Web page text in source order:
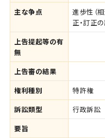
主な争点
進歩性（
正・訂正
上告提起等の有
無
上告審の結果
権利種別
特許権
訴訟類型
行政訴訟
要旨